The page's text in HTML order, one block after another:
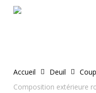
Accueil Deuil
Composition extérieure